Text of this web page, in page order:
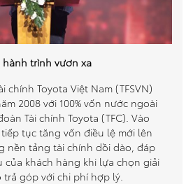
trình vươn xa
chính Toyota Việt Nam (TFSVN)
2008 với 100% vốn nước ngoài
Tài chính Toyota (TFC). Vào
tiếp tục tăng vốn điều lệ mới lên
nền tảng tài chính dồi dào, đáp
khách hàng khi lựa chọn giải
góp với chi phí hợp lý.